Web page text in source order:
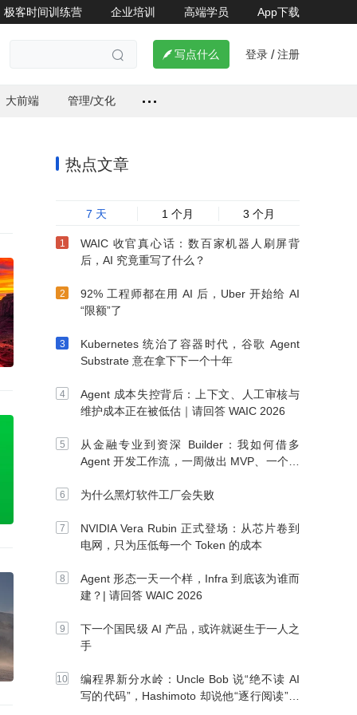
极客时间训练营 企业培训 高端学员 App下载
  写点什么 登录 / 注册
大前端 管理/文化
热点文章
7 天 1 个月 3 个月
WAIC 收官真心话：数百家机器人刷屏背
后，AI 究竟重写了什么？
92% 工程师都在用 AI 后，Uber 开始给 AI
“限额”了
Kubernetes 统治了容器时代，谷歌 Agent
Substrate 意在拿下下一个十年
Agent 成本失控背后：上下文、人工审核与
维护成本正在被低估｜请回答 WAIC 2026
从金融专业到资深 Builder：我如何借多
Agent 开发工作流，一周做出 MVP、一个月
为什么黑灯软件工厂会失败
NVIDIA Vera Rubin 正式登场：从芯片卷到
电网，只为压低每一个 Token 的成本
Agent 形态一天一个样，Infra 到底该为谁而
建？| 请回答 WAIC 2026
下一个国民级 AI 产品，或许就诞生于一人之
手
编程界新分水岭：Uncle Bob 说“绝不读 AI
写的代码”，Hashimoto 却说他“逐行阅读”，